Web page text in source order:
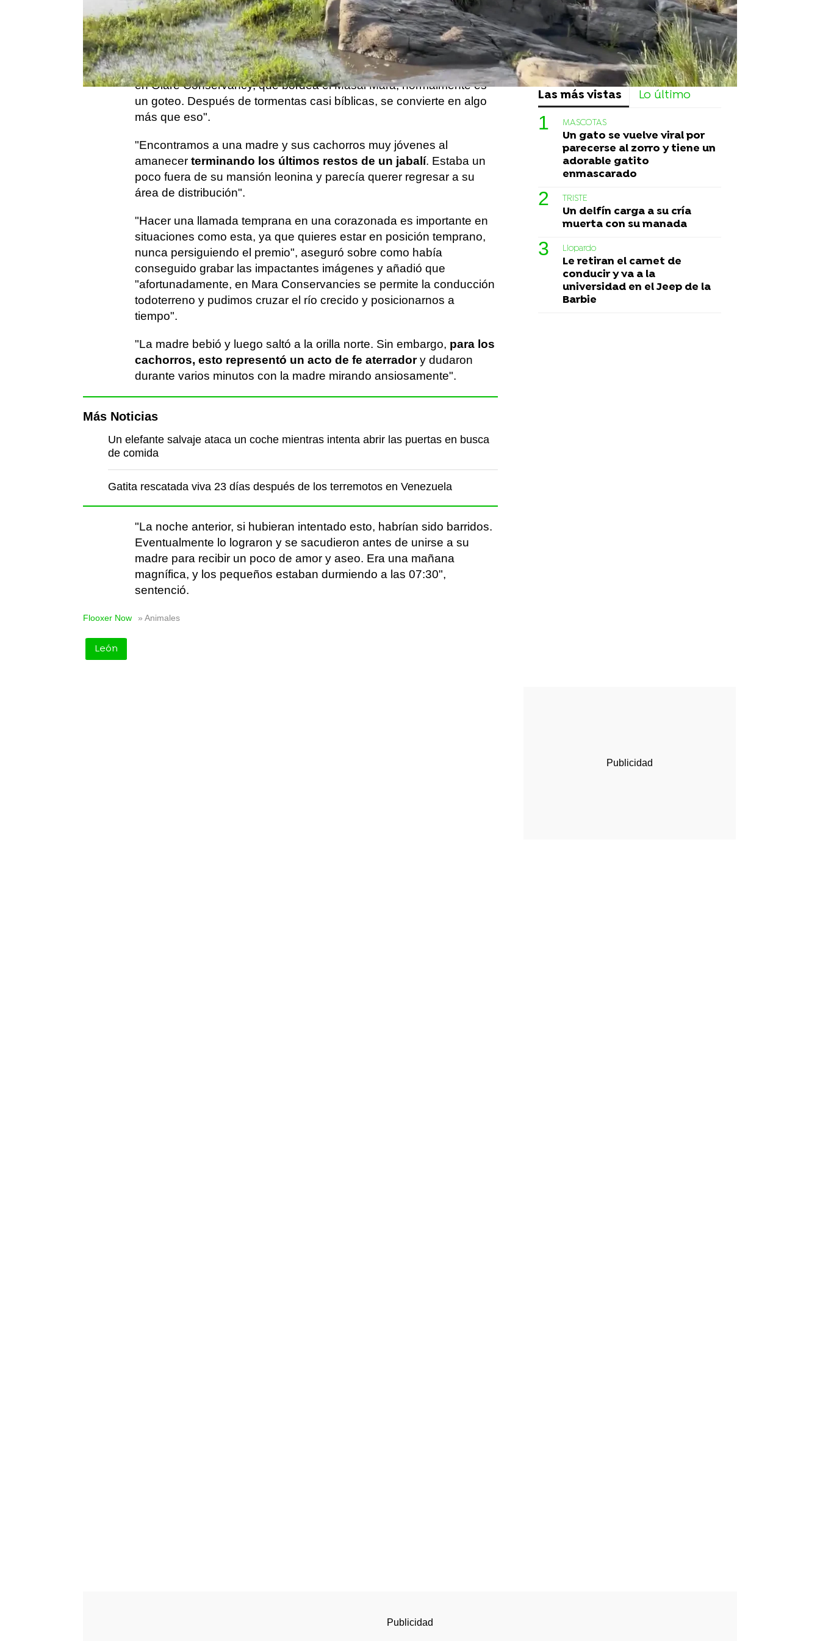
de vida silvestre y conservacionista Paul Goldsteinvio a los
valientes jóvenes alineados en las aguas de Kenia al amanecer este
enero.
Goldestein, que vive en Wimbledon, explicó que: "Elrío Ntiakntiak
en Olare Conservancy, que bordea el Masai Mara, normalmente es
un goteo. Después de tormentas casi bíblicas, se convierte en algo
más que eso".
"Encontramos a una madre y sus cachorros muy jóvenes al
amanecer terminando los últimos restos de un jabalí. Estaba un
poco fuera de su mansión leonina y parecía querer regresar a su
área de distribución".
"Hacer una llamada temprana en una corazonada es importante en
situaciones como esta, ya que quieres estar en posición temprano,
nunca persiguiendo el premio", aseguró sobre como había
conseguido grabar las impactantes imágenes y añadió que
"afortunadamente, en Mara Conservancies se permite la conducción
todoterreno y pudimos cruzar el río crecido y posicionarnos a
tiempo".
"La madre bebió y luego saltó a la orilla norte. Sin embargo, para los
cachorros, esto representó un acto de fe aterradory dudaron
durante varios minutos con la madre mirando ansiosamente".
Más Noticias
Un elefante salvaje ataca un coche mientras intenta abrir las puertas en busca
de comida
Gatita rescatada viva 23 días después de los terremotos en Venezuela
"La noche anterior, si hubieran intentado esto, habrían sido barridos.
Eventualmente lo lograron y se sacudieron antes de unirse a su
madre para recibir un poco de amor y aseo. Era una mañana
magnífica, y los pequeños estaban durmiendo a las 07:30",
sentenció.
Flooxer Now » Animales
León
Las más vistas Lo último
MASCOTAS
Un gato se vuelve viral por
parecerse al zorro y tiene un
adorable gatito
enmascarado
TRISTE
Un delfín carga a su cría
muerta con su manada
Liopardo
Le retiran el carnet de
conducir y va a la
universidad en el Jeep de la
Barbie